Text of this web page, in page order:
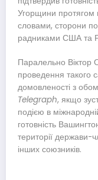
Угорщини протягом
словами, сторони
радниками США та
Паралельно Віктор
проведення такого
домовленості з
Telegraph, якщо
подією в
готовність
території
інших союзників.